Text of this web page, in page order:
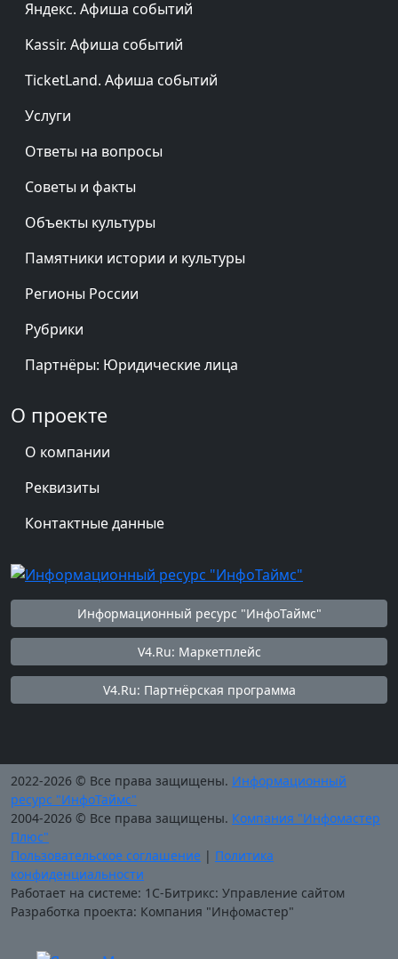
Яндекс. Афиша событий
Kassir. Афиша событий
TicketLand. Афиша событий
Услуги
Ответы на вопросы
Советы и факты
Объекты культуры
Памятники истории и культуры
Регионы России
Рубрики
Партнёры: Юридические лица
О проекте
О компании
Реквизиты
Контактные данные
Информационный ресурс "ИнфоТаймс"
V4.Ru: Маркетплейс
V4.Ru: Партнёрская программа
2022-2026 © Все права защищены. Информационный
ресурс "ИнфоТаймс"
2004-2026 © Все права защищены. Компания "Инфомастер
Плюс"
Пользовательское соглашение | Политика
конфиденциальности
Работает на системе: 1С-Битрикс: Управление сайтом
Разработка проекта: Компания "Инфомастер"